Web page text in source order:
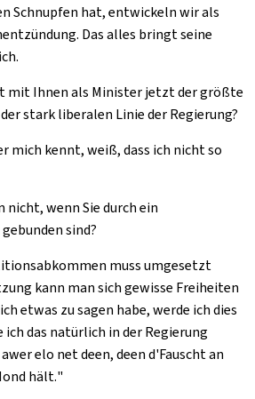
Schnupfen hat, entwickeln wir als
Das alles bringt seine
mit Ihnen als Minister jetzt der größte
stark liberalen Linie der Regierung?
mich kennt, weiß, dass ich nicht so
nicht, wenn Sie durch ein
sind?
muss umgesetzt
kann man sich gewisse Freiheiten
etwas zu sagen habe, werde ich dies
ich das natürlich in der Regierung
elo net deen, deen d'Fauscht an
hält."